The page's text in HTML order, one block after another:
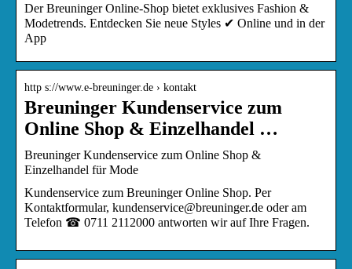
Der Breuninger Online-Shop bietet exklusives Fashion &
Modetrends. Entdecken Sie neue Styles ✔ Online und in der
App
http s://www.e-breuninger.de › kontakt
Breuninger Kundenservice zum
Online Shop & Einzelhandel …
Breuninger Kundenservice zum Online Shop &
Einzelhandel für Mode
Kundenservice zum Breuninger Online Shop. Per
Kontaktformular, kundenservice@breuninger.de oder am
Telefon ☎ 0711 2112000 antworten wir auf Ihre Fragen.